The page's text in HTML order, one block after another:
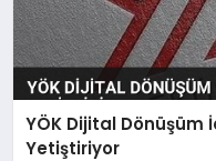
YÖK Dijital Dönüşüm
Yetiştiriyor